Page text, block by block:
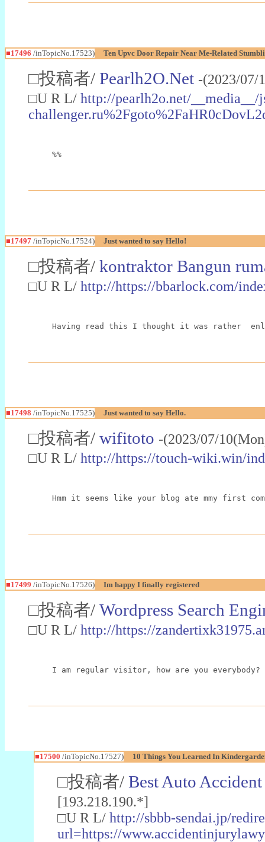
■17496 /inTopicNo.17523) Ten Upvc Door Repair Near Me-Related
□投稿者/ Pearlh2O.Net -(2023/
□U R L/ http://pearlh2o.net/
%%
■17497 /inTopicNo.17524) Just wanted to say Hello!
□投稿者/ kontraktor Bangun
□U R L/ http://https://bbarlock.com/
Having read this I thought it was rather
■17498 /inTopicNo.17525) Just wanted to say Hello.
□投稿者/ wifitoto -(2023/07/
□U R L/ http://https://touch-wiki.win/
Hmm it seems like your blog ate mmy first
■17499 /inTopicNo.17526) Im happy I finally registered
□投稿者/ Wordpress Search
□U R L/ http://https://
I am regular visitor, how are you
■17500 /inTopicNo.17527) 10 Things You Learned In
□投稿者/ Best Auto
[193.218.190.*]
□U R L/ http://sbbb-sendai.jp/
url=https://